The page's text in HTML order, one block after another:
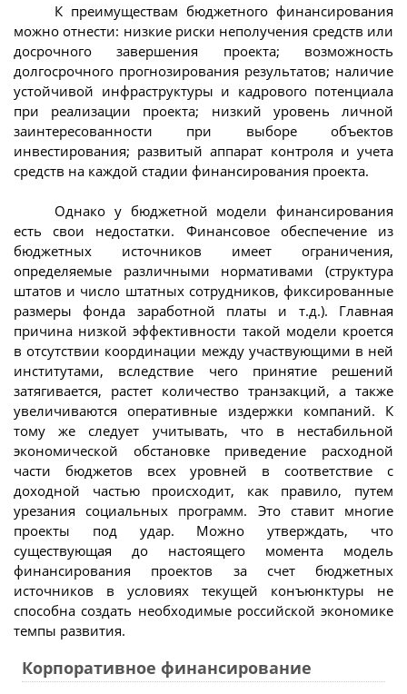
К преимуществам бюджетного финансирования
можно отнести: низкие риски неполучения средств или
досрочного завершения проекта; возможность
долгосрочного прогнозирования результатов; наличие
устойчивой инфраструктуры и кадрового потенциала
при реализации проекта; низкий уровень личной
заинтересованности при выборе объектов
инвестирования; развитый аппарат контроля и учета
средств на каждой стадии финансирования проекта.
Однако у бюджетной модели финансирования
есть свои недостатки. Финансовое обеспечение из
бюджетных источников имеет ограничения,
определяемые различными нормативами (структура
штатов и число штатных сотрудников, фиксированные
размеры фонда заработной платы и т.д.). Главная
причина низкой эффективности такой модели кроется
в отсутствии координации между участвующими в ней
институтами, вследствие чего принятие решений
затягивается, растет количество транзакций, а также
увеличиваются оперативные издержки компаний. К
тому же следует учитывать, что в нестабильной
экономической обстановке приведение расходной
части бюджетов всех уровней в соответствие с
доходной частью происходит, как правило, путем
урезания социальных программ. Это ставит многие
проекты под удар. Можно утверждать, что
существующая до настоящего момента модель
финансирования проектов за счет бюджетных
источников в условиях текущей конъюнктуры не
способна создать необходимые российской экономике
темпы развития.
Корпоративное финансирование